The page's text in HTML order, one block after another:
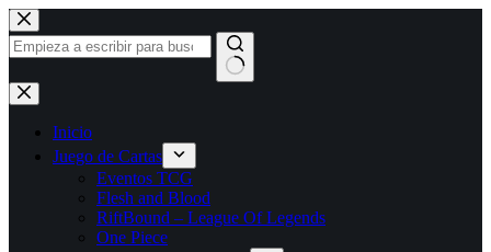
Saltar
al
contenido
Sin
resultados
Inicio
Juego de Cartas
Eventos TCG
Flesh and Blood
RiftBound – League Of Legends
One Piece